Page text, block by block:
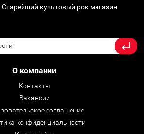
Старейший культовый рок магазин
О компании
Контакты
Вакансии
соглашение
конфиденциальности